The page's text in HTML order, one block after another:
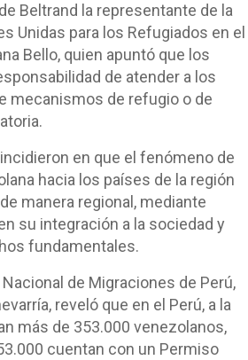
Beltrand la representante de la
Unidas para los Refugiados en el
Bello, quien apuntó que los
de atender a los
mecanismos de refugio o de
en que el fenómeno de
hacia los países de la región
manera regional, mediante
su integración a la sociedad y
fundamentales.
de Migraciones de Perú,
reveló que en el Perú, a la
más de 353.000 venezolanos,
cuentan con un Permiso